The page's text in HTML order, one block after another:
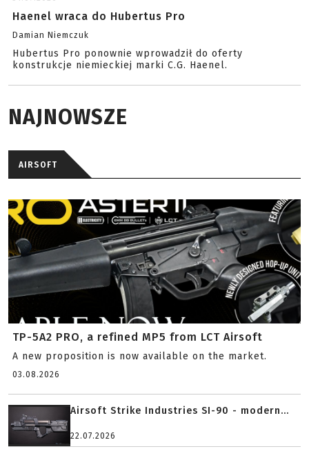
Haenel wraca do Hubertus Pro
Damian Niemczuk
Hubertus Pro ponownie wprowadził do oferty
konstrukcje niemieckiej marki C.G. Haenel.
NAJNOWSZE
AIRSOFT
TP-5A2 PRO, a refined MP5 from LCT Airsoft
A new proposition is now available on the market.
03.08.2026
Airsoft Strike Industries SI-90 - modern...
22.07.2026